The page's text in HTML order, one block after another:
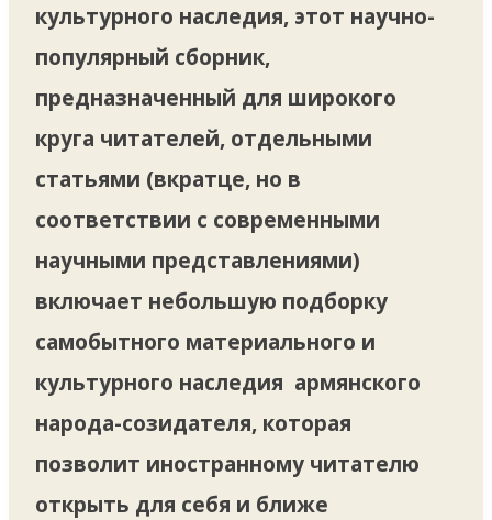
культурного наследия, этот научно-
популярный сборник,
предназначенный для широкого
круга читателей, отдельными
статьями (вкратце, но в
соответствии с современными
научными представлениями)
включает небольшую подборку
самобытного материального и
культурного наследия армянского
народа-созидателя, которая
позволит иностранному читателю
открыть для себя и ближе